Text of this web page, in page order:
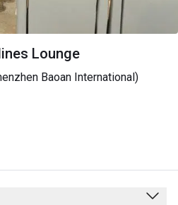
Lounge
Baoan International)